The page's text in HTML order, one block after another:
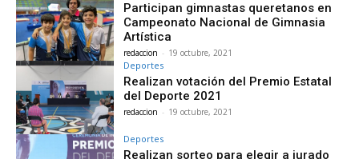
Participan gimnastas queretanos en
Campeonato Nacional de Gimnasia
Artística
redaccion - 19 octubre, 2021
Deportes
Realizan votación del Premio Estatal
del Deporte 2021
redaccion - 19 octubre, 2021
Deportes
Realizan sorteo para elegir a jurado